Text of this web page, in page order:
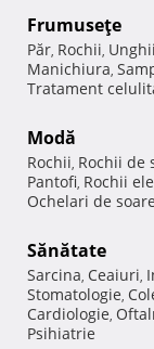
Frumuseţe
Păr, Rochii, Unghii
Manichiura,
Tratament
Modă
Rochii, Rochii de
Pantofi, Rochii
Ochelari de soare
Sănătate
Sarcina, Ceaiuri,
Stomatologie,
Cardiologie,
Psihiatrie